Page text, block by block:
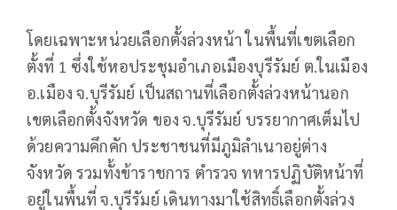
โดยเฉพาะหน่วยเลือกตั้งล่วงหน้า ในพื้นที่เขตเลือก
ตั้งที่ 1 ซึ่งใช้หอประชุมอำเภอเมืองบุรีรัมย์ ต.ในเมือง
อ.เมือง จ.บุรีรัมย์ เป็นสถานที่เลือกตั้งล่วงหน้านอก
เขตเลือกตั้งจังหวัด ของ จ.บุรีรัมย์ บรรยากาศเต็มไป
ด้วยความคึกคัก ประชาชนที่มีภูมิลำเนาอยู่ต่าง
จังหวัด รวมทั้งข้าราชการ ตำรวจ ทหารปฏิบัติหน้าที่
อยู่ในพื้นที่ จ.บุรีรัมย์ เดินทางมาใช้สิทธิ์เลือกตั้งล่วง